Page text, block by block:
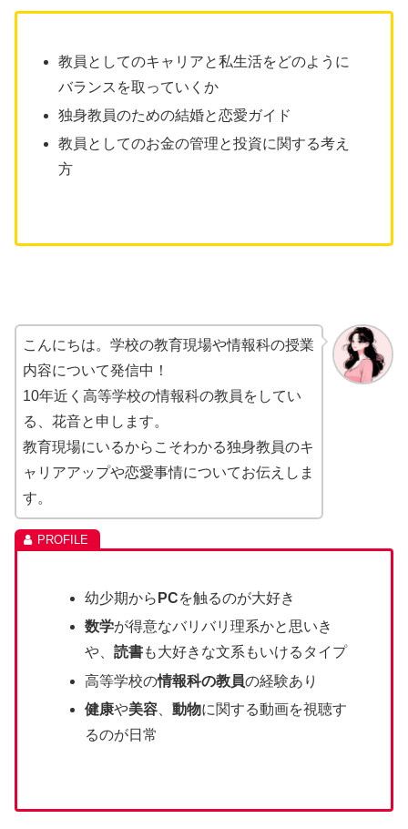
教員としてのキャリアと私生活をどのように
バランスを取っていくか
独身教員のための結婚と恋愛ガイド
教員としてのお金の管理と投資に関する考え
方
こんにちは。学校の教育現場や情報科の授業
内容について発信中！
10年近く高等学校の情報科の教員をしてい
る、花音と申します。
教育現場にいるからこそわかる独身教員のキ
ャリアアップや恋愛事情についてお伝えしま
す。
幼少期から PCを触るのが大好き
数学が得意なバリバリ理系かと思いき
や、読書も大好きな文系もいけるタイプ
高等学校の情報科の教員の経験あり
健康や美容 、動物に関する動画を視聴す
るのが日常